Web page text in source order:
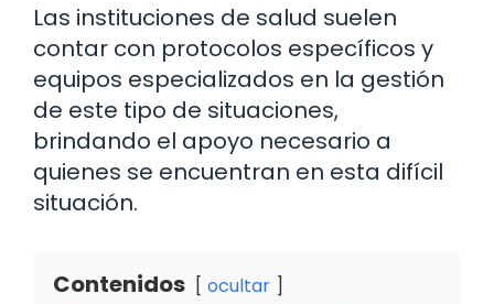
Las instituciones de salud suelen
contar con protocolos específicos y
equipos especializados en la gestión
de este tipo de situaciones,
brindando el apoyo necesario a
quienes se encuentran en esta difícil
situación.
Contenidos ocultar